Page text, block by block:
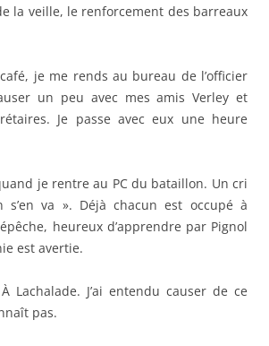
la veille, le renforcement des barreaux
je me rends au bureau de l’officier
un peu avec mes amis Verley et
Je passe avec eux une heure
je rentre au PC du bataillon. Un cri
s’en va ». Déjà chacun est occupé à
heureux d’apprendre par Pignol
est avertie.
Lachalade. J’ai entendu causer de ce
pas.